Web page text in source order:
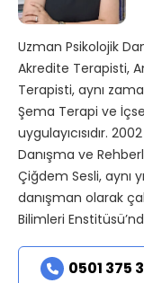
Uzman Psikolojik
Akredite Terapisti,
Terapisti, aynı
Şema Terapi ve
uygulayıcısıdır.
Danışma ve
Çiğdem Sesli, aynı
danışman olarak
Bilimleri
0501 375